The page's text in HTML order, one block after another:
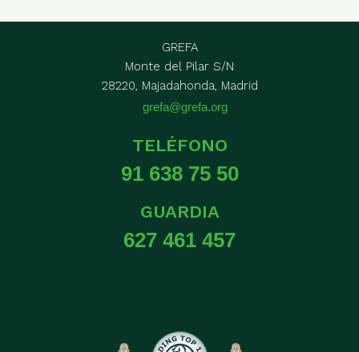
GREFA
Monte del Pilar S/N
28220, Majadahonda, Madrid
grefa@grefa.org
TELÉFONO
91 638 75 50
GUARDIA
627 461 457